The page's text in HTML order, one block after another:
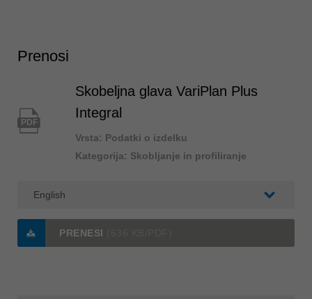
Prenosi
PDF
Skobeljna glava VariPlan Plus
Integral
Vrsta: Podatki o izdelku
Kategorija: Skobljanje in profiliranje
PRENESI